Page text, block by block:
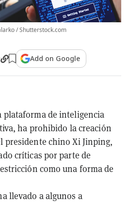
/ Shutterstock.com
Add on Google
plataforma de inteligencia
ha prohibido la creación
presidente chino Xi Jinping,
críticas por parte de
como una forma de
llevado a algunos a